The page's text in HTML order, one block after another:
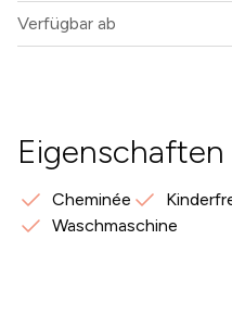
Verfügbar ab
Eigenschaften
Cheminée
Waschmaschine